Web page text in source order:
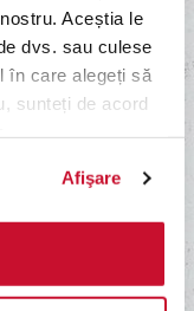
Aceștia le
dvs. sau culese
în care alegeți să
sunteți de acord
Afişare
site-uri pot fi
(i.e. o reclamă).
Politica de
cu Politica de